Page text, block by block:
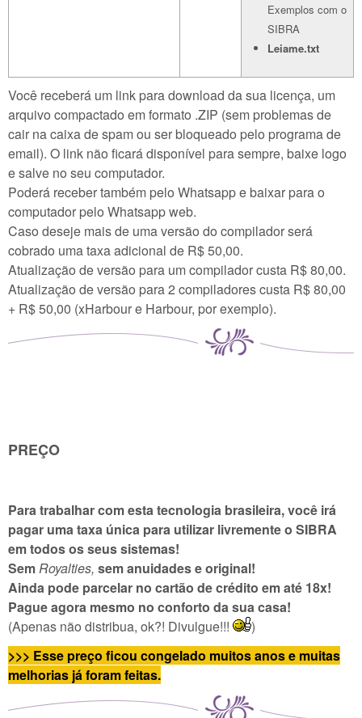
Exemplos com o
SIBRA
Leiame.txt
Você receberá um link para download da sua licença, um
arquivo compactado em formato .ZIP (sem problemas de
cair na caixa de spam ou ser bloqueado pelo programa de
email). O link não ficará disponível para sempre, baixe logo
e salve no seu computador.
Poderá receber também pelo Whatsapp e baixar para o
computador pelo Whatsapp web.
Caso deseje mais de uma versão do compilador será
cobrado uma taxa adicional de R$ 50,00.
Atualização de versão para um compilador custa R$ 80,00.
Atualização de versão para 2 compiladores custa R$ 80,00
+ R$ 50,00 (xHarbour e Harbour, por exemplo).
PREÇO
Para trabalhar com esta tecnologia brasileira, você irá
pagar uma taxa única para utilizar livremente o SIBRA
em todos os seus sistemas!
Sem Royalties, sem anuidades e original!
Ainda pode parcelar no cartão de crédito em até 18x!
Pague agora mesmo no conforto da sua casa!
(Apenas não distribua, ok?! Divulgue!!!
)
>>> Esse preço ficou congelado muitos anos e muitas
melhorias já foram feitas.